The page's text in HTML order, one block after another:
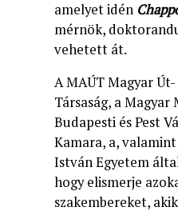
amelyet idén
mérnök,
vehetett át.
A MAÚT Magyar
Társaság, a
Budapesti és Pest
Kamara, a,
István Egyetem
hogy elismerje
szakembereket,